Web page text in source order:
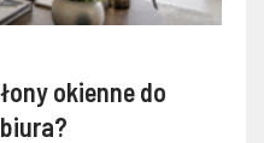
okienne do